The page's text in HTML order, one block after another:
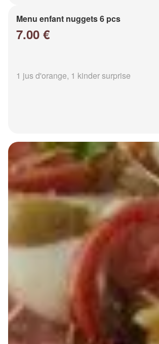
Menu enfant nuggets 6 pcs
7.00 €
1 jus d'orange, 1 kinder surprise